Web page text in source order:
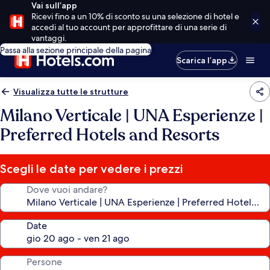
Vai sull’app
Ricevi fino a un 10% di sconto su una selezione di hotel e
accedi al tuo account per approfittare di una serie di
vantaggi.
Passa alla sezione principale della pagina
Scarica l’app
Visualizza tutte le strutture
Milano Verticale | UNA Esperienze |
Preferred Hotels and Resorts
Scegli le date per vedere i prezzi
Dove vuoi andare?
Date
Persone